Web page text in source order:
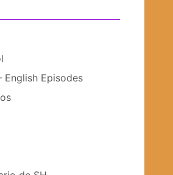
English Episodes